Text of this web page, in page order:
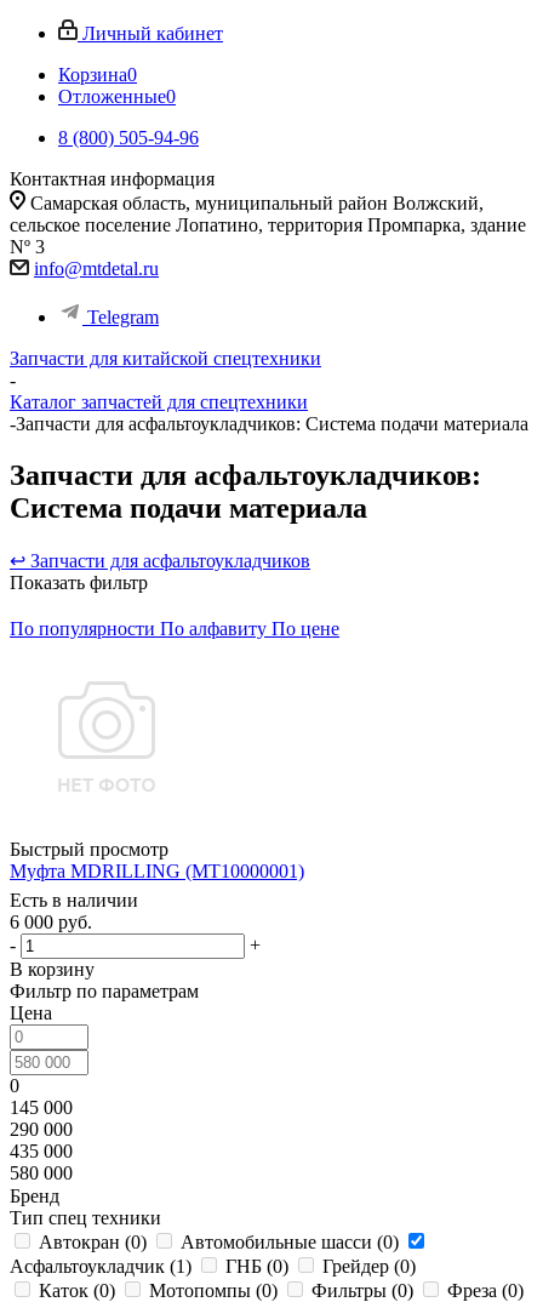
Личный кабинет
Корзина0
Отложенные0
8 (800) 505-94-96
Контактная информация
Самарская область, муниципальный район Волжский,
сельское поселение Лопатино, территория Промпарка, здание
Nº 3
info@mtdetal.ru
Telegram
Запчасти для китайской спецтехники
-
Каталог запчастей для спецтехники
-Запчасти для асфальтоукладчиков: Система подачи материала
Запчасти для асфальтоукладчиков:
Система подачи материала
↩ Запчасти для асфальтоукладчиков
Показать фильтр
По популярности По алфавиту По цене
Быстрый просмотр
Муфта MDRILLING (MT10000001)
Есть в наличии
6 000 руб.
-
+
В корзину
Фильтр по параметрам
Цена
0
145 000
290 000
435 000
580 000
Бренд
Тип спец техники
Автокран (0) Автомобильные шасси (0)
Асфальтоукладчик (1) ГНБ (0) Грейдер (0)
Каток (0) Мотопомпы (0) Фильтры (0) Фреза (0)